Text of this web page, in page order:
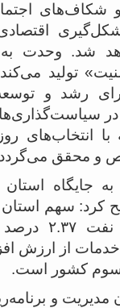
شکاف‌های
شد. وحدت
تولید
رشد و
در
با انتخاب‌های
و محقق
جایگاه
کرد: سهم استان
داخلی
سوم کشور است.
و